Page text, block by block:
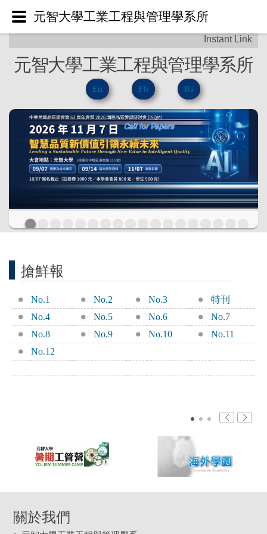
元智大學工業工程與管理學系所
En Fb IG
搶鮮報
No.1 No.2 No.3
特刊
No.4
No.5 No.6
No.7
No.8
No.9 No.10
No.11
No.12
關於我們
元智大學工業工程與管理學系所